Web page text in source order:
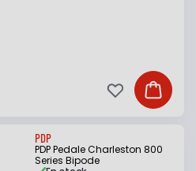
Ajouter
Ajouter à ma
PDP
PDP Pedale Charleston 800
Series Bipode